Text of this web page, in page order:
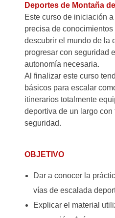
Deportes de Montaña
Este curso de iniciación
precisa de
descubrir el mundo de la
progresar con seguridad
autonomía necesaria.
Al finalizar este curso
básicos para escalar
itinerarios totalmente
deportiva de un largo con
seguridad.
OBJETIVO
Dar a conocer la
vías de escalada
Explicar el material